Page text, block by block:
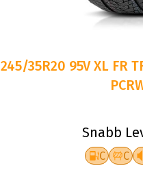
245/35R20 95V XL FR
Snabb
C C